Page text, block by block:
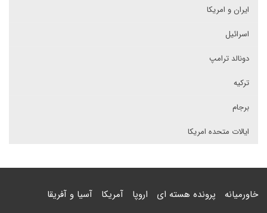
ایران و امریکا
اسرائیل
دونالد ترامپ
ترکیه
برجام
ایالات متحده امریکا
خاورمیانه پرونده هسته ای اروپا آمریکا آسیا و آفریقا